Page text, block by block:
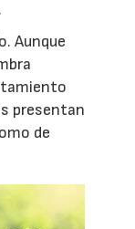
Aunque
presentan
de